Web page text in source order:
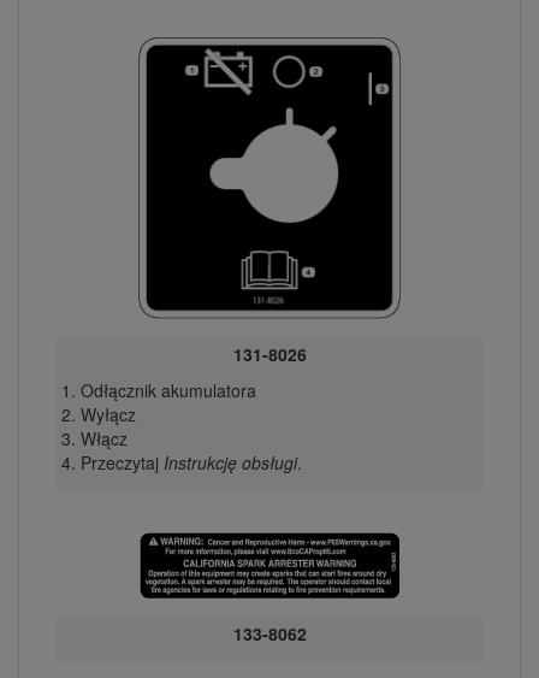
131-8026
Odłącznik akumulatora
Wyłącz
Włącz
Przeczytaj Instrukcję obsługi.
133-8062